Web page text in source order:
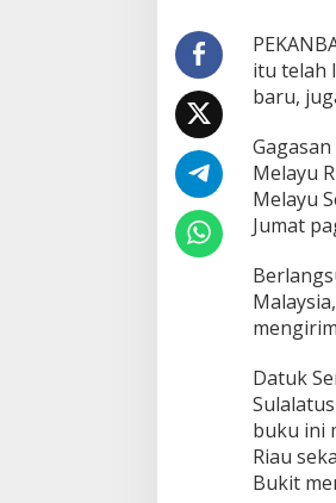
itu telah
baru,
Melayu
Melayu
Jumat
Datuk
buku ini
Riau
Bukit